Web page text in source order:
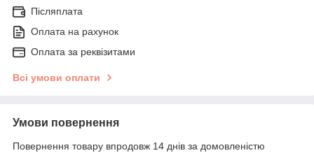
Післяплата
Оплата на рахунок
Оплата за реквізитами
Всі умови оплати
Умови повернення
Повернення товару впродовж 14 днів за домовленістю